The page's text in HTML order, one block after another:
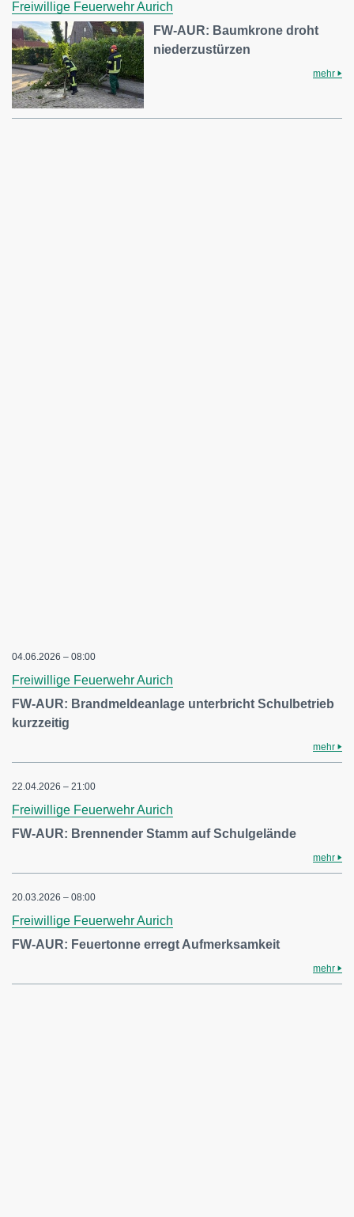
Freiwillige Feuerwehr Aurich
FW-AUR: Baumkrone droht
niederzustürzen
mehr
04.06.2026 – 08:00
Freiwillige Feuerwehr Aurich
FW-AUR: Brandmeldeanlage unterbricht Schulbetrieb
kurzzeitig
mehr
22.04.2026 – 21:00
Freiwillige Feuerwehr Aurich
FW-AUR: Brennender Stamm auf Schulgelände
mehr
20.03.2026 – 08:00
Freiwillige Feuerwehr Aurich
FW-AUR: Feuertonne erregt Aufmerksamkeit
mehr